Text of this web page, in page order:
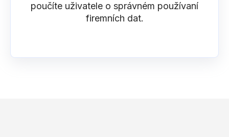
poučíte uživatele o správném používaní
firemních dat.